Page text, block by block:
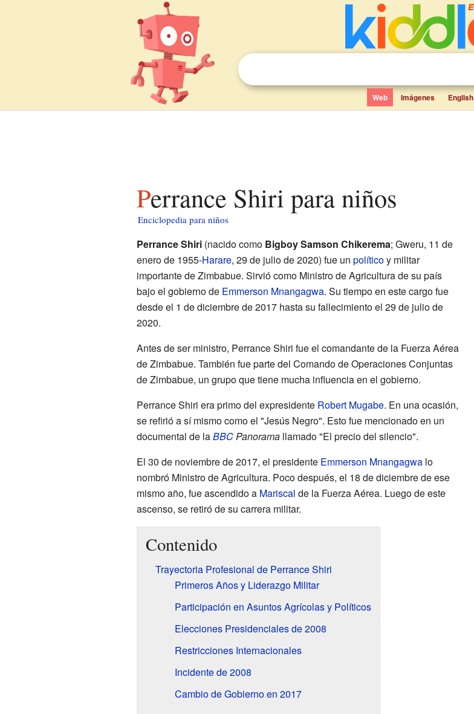
Web Imágenes English
Perrance Shiri para niños
Enciclopedia para niños
Perrance Shiri(nacido como Bigboy Samson Chikerema; Gweru, 11 de
enero de 1955-Harare, 29 de julio de 2020) fue un políticoy militar
importante de Zimbabue. Sirvió como Ministro de Agricultura de su país
bajo el gobierno de Emmerson Mnangagwa. Su tiempo en este cargo fue
desde el 1 de diciembre de 2017 hasta su fallecimiento el 29 de julio de
2020.
Antes de ser ministro, Perrance Shiri fue el comandante de la Fuerza Aérea
de Zimbabue. También fue parte del Comando de Operaciones Conjuntas
de Zimbabue, un grupo que tiene mucha influencia en el gobierno.
Perrance Shiri era primo del expresidente Robert Mugabe. En una ocasión,
se refirió a sí mismo como el "Jesús Negro". Esto fue mencionado en un
documental de laBBCPanoramallamado "El precio del silencio".
El 30 de noviembre de 2017, el presidente Emmerson Mnangagwalo
nombró Ministro de Agricultura. Poco después, el 18 de diciembre de ese
mismo año, fue ascendido a Mariscal de la Fuerza Aérea. Luego de este
ascenso, se retiró de su carrera militar.
Contenido
Trayectoria Profesional de Perrance Shiri
Primeros Años y Liderazgo Militar
Participación en Asuntos Agrícolas y Políticos
Elecciones Presidenciales de 2008
Restricciones Internacionales
Incidente de 2008
Cambio de Gobierno en 2017